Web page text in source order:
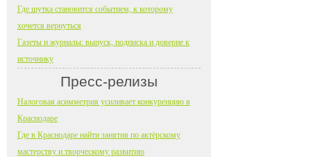
Где шутка становится событием, к которому
хочется вернуться
Газеты и журналы: выпуск, подписка и доверие к
источнику
Пресс-релизы
Налоговая асимметрия усиливает конкуренцию в
Краснодаре
Где в Краснодаре найти занятия по актёрскому
мастерству и творческому развитию